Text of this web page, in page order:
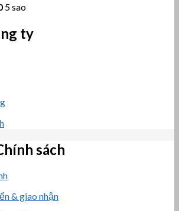
5 sao
ty
sách
& giao nhận